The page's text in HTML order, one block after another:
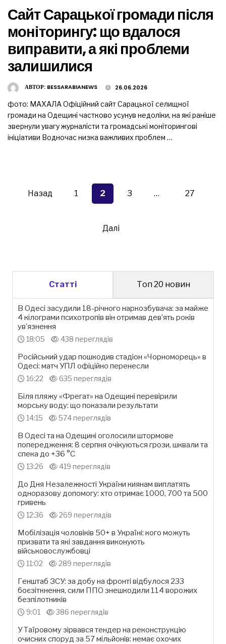
Сайт Сарацької громади після
моніторингу: що вдалося
виправити, а які проблеми
залишилися
АВТОР: BESSARABIANEWS 26.06.2026
фото: МАХАЛА Офіційний сайт Сарацької селищної
громади на Одещині частково усунув недоліки, на які раніше
звернули увагу журналісти та громадські моніторингові
ініціативи Водночас низка важливих проблем …
записів
Назад 1 2 3 … 27
Далі
Статті Топ 20 новин
В Одесі засудили 18-річного наркозбувача: за майже
4 кілограми психотропів він отримав дев’ять років
ув’язнення
18:05 438 переглядів
Російський удар пошкодив стадіон «Чорноморець» в
Одесі: матч УПЛ офіційно перенесли
16:22 635 переглядів
Біля пляжу «Фрегат» на Одещині перевірили
морську воду: що показали результати
14:15 574 переглядів
В Одесі та на Одещині оголосили штормове
попередження: 8 серпня очікуються грози, шквали та
спека до +36 °С
13:26 419 переглядів
До Дня Незалежності України киянам виплатять
одноразову допомогу: хто отримає 1000, 700 та 500
гривень
12:36 269 переглядів
Мобілізація чоловіків 50+ в Україні: кого можуть
призвати та які завдання виконують
військовослужбовці
11:02 289 переглядів
Генштаб ЗСУ: за добу на фронті відбулося 233
боєзіткнення, сили ППО знешкодили 114 ворожих
безпілотників
9:01 386 переглядів
У Таїровому зірвався тендер на реконструкцію
очисних споруд за 57 мільйонів: немає охочих